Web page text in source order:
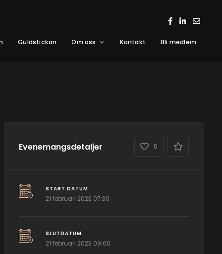
Guldstickan Om oss Kontakt Bli medlem
Evenemangsdetaljer 0
START DATUM
21 februari 2023 07:30
SLUTDATUM
21 februari 2023 09:00